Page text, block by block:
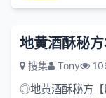
搜集 Tony
◎地黄酒酥秘方【